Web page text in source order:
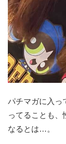
パチマガに入っ
ってることも、
なるとは…。